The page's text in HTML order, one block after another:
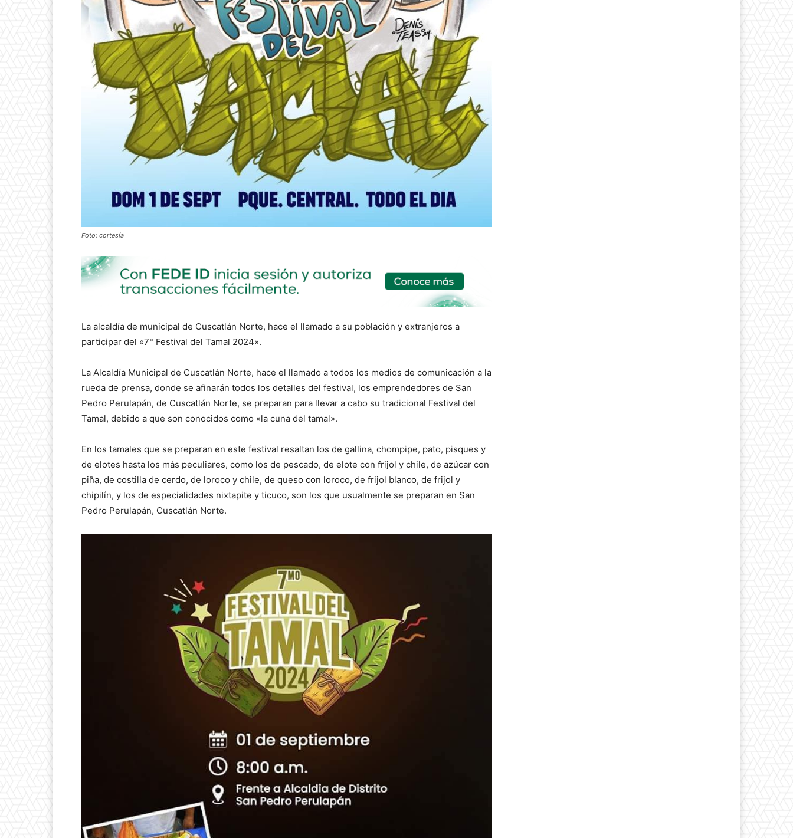
Foto: cortesía
La alcaldía de municipal de Cuscatlán Norte, hace el llamado a su población y extranjeros a
participar del «7° Festival del Tamal 2024».
La Alcaldía Municipal de Cuscatlán Norte, hace el llamado a todos los medios de comunicación a la
rueda de prensa, donde se afinarán todos los detalles del festival, los emprendedores de San
Pedro Perulapán, de Cuscatlán Norte, se preparan para llevar a cabo su tradicional Festival del
Tamal, debido a que son conocidos como «la cuna del tamal».
En los tamales que se preparan en este festival resaltan los de gallina, chompipe, pato, pisques y
de elotes hasta los más peculiares, como los de pescado, de elote con frijol y chile, de azúcar con
piña, de costilla de cerdo, de loroco y chile, de queso con loroco, de frijol blanco, de frijol y
chipilín, y los de especialidades nixtapite y ticuco, son los que usualmente se preparan en San
Pedro Perulapán, Cuscatlán Norte.